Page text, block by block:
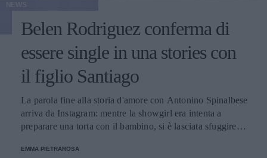
Belen Rodriguez conferma di
essere single in una stories con
il figlio Santiago
La parola fine alla storia d'amore con Antonino Spinalbese
arriva da Instagram: mentre la showgirl era intenta a
preparare una torta con il bambino, si è lasciata sfuggire
sentimentale.
EMMA PIETRAROSA